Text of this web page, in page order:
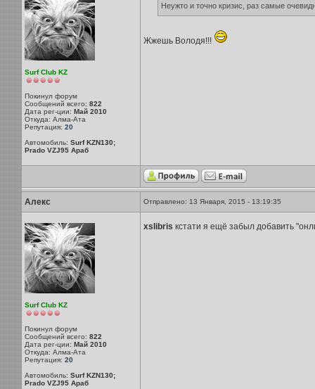
Surf Club KZ
Покинул форум
Сообщений всего: 822
Дата рег-ции: Май 2010
Откуда: Алма-Ата
Репутация: 20
Автомобиль: Surf KZN130;
Prado VZJ95 Араб
Неужто и точно кризис, раз самые
Жжешь Володя!!!
Алекс Отправлено: 13 Января, 2015 - 13:19:35
Surf Club KZ
Покинул форум
Сообщений всего: 822
Дата рег-ции: Май 2010
Откуда: Алма-Ата
Репутация: 20
Автомобиль: Surf KZN130;
Prado VZJ95 Араб
xslibris кстати я ещё забыл добавить